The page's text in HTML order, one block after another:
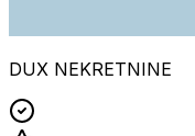
DUX NEKRETNINE